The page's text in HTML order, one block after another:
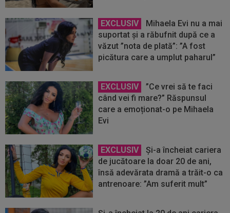
EXCLUSIV
Mihaela Evi nu a mai
suportat și a răbufnit după ce a
văzut ”nota de plată”: ”A fost
picătura care a umplut paharul”
EXCLUSIV
”Ce vrei să te faci
când vei fi mare?” Răspunsul
care a emoționat-o pe Mihaela
Evi
EXCLUSIV
Și-a încheiat cariera
de jucătoare la doar 20 de ani,
însă adevărata dramă a trăit-o ca
antrenoare: ”Am suferit mult”